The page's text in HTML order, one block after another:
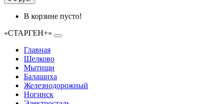
В корзине пусто!
«СТАРГЕН+»
Главная
Щелково
Мытищи
Балашиха
Железнодорожный
Ногинск